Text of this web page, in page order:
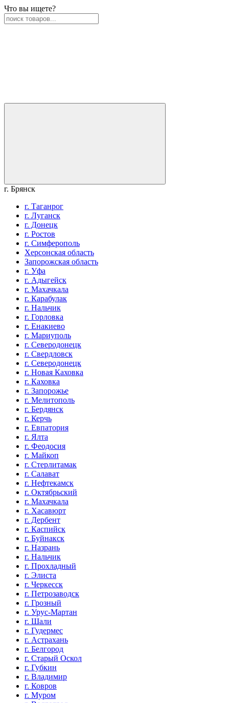
Что вы ищете?
г. Брянск
г. Таганрог
г. Луганск
г. Донецк
г. Ростов
г. Симферополь
Херсонская область
Запорожская область
г. Уфа
г. Адыгейск
г. Махачкала
г. Карабулак
г. Нальчик
г. Горловка
г. Енакиево
г. Мариуполь
г. Северодонецк
г. Свердловск
г. Северодонецк
г. Новая Каховка
г. Каховка
г. Запорожье
г. Мелитополь
г. Бердянск
г. Керчь
г. Евпатория
г. Ялта
г. Феодосия
г. Майкоп
г. Стерлитамак
г. Салават
г. Нефтекамск
г. Октябрьский
г. Махачкала
г. Хасавюрт
г. Дербент
г. Каспийск
г. Буйнакск
г. Назрань
г. Нальчик
г. Прохладный
г. Элиста
г. Черкесск
г. Петрозаводск
г. Грозный
г. Урус-Мартан
г. Шали
г. Гудермес
г. Астрахань
г. Белгород
г. Старый Оскол
г. Губкин
г. Владимир
г. Ковров
г. Муром